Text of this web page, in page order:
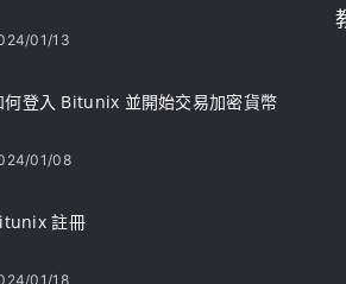
01/13
何登入 Bitunix 並開始交易加密貨幣
01/08
註冊
01/18